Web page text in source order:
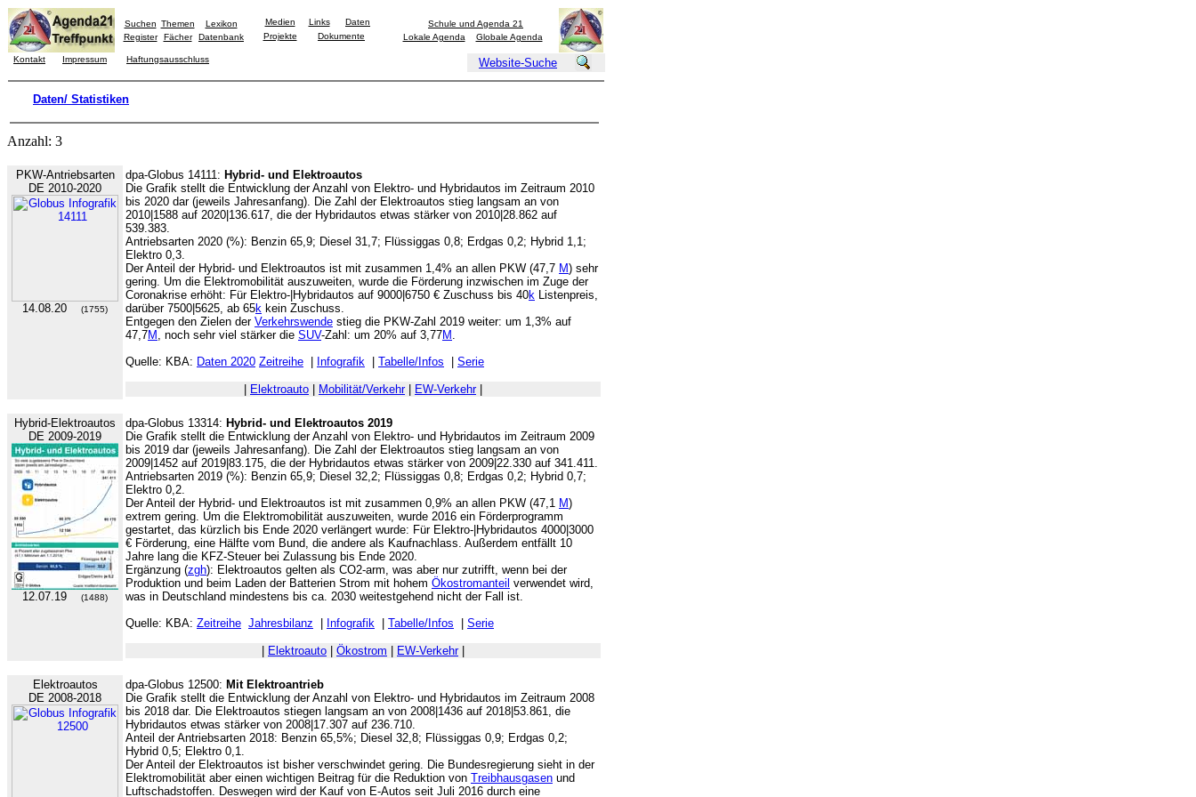
Suchen Themen
Lexikon
Register
Fächer Datenbank
Medien Links
Daten
Projekte
Dokumente
Schule und Agenda 21
Lokale Agenda
Globale Agenda
Kontakt Impressum Haftungsausschluss Website-Suche
Daten/ Statistiken
Anzahl: 3
PKW-Antriebsarten
DE 2010-2020
14.08.20 (1755)
dpa-Globus 14111: Hybrid- und Elektroautos
Die Grafik stellt die Entwicklung der Anzahl von Elektro- und Hybridautos im Zeitraum 2010
bis 2020 dar (jeweils Jahresanfang). Die Zahl der Elektroautos stieg langsam an von
2010|1588 auf 2020|136.617, die der Hybridautos etwas stärker von 2010|28.862 auf
539.383.
Antriebsarten 2020 (%): Benzin 65,9; Diesel 31,7; Flüssiggas 0,8; Erdgas 0,2; Hybrid 1,1;
Elektro 0,3.
Der Anteil der Hybrid- und Elektroautos ist mit zusammen 1,4% an allen PKW (47,7 M) sehr
gering. Um die Elektromobilität auszuweiten, wurde die Förderung inzwischen im Zuge der
Coronakrise erhöht: Für Elektro-|Hybridautos auf 9000|6750 € Zuschuss bis 40k Listenpreis,
darüber 7500|5625, ab 65k kein Zuschuss.
Entgegen den Zielen der Verkehrswende stieg die PKW-Zahl 2019 weiter: um 1,3% auf
47,7M , noch sehr viel stärker die SUV-Zahl: um 20% auf 3,77M .
Quelle: KBA: Daten 2020 Zeitreihe Infografik Tabelle/Infos Serie
Elektroauto Mobilität/Verkehr| EW-Verkehr|
Hybrid-Elektroautos
DE 2009-2019
12.07.19 (1488)
dpa-Globus 13314: Hybrid- und Elektroautos 2019
Die Grafik stellt die Entwicklung der Anzahl von Elektro- und Hybridautos im Zeitraum 2009
bis 2019 dar (jeweils Jahresanfang). Die Zahl der Elektroautos stieg langsam an von
2009|1452 auf 2019|83.175, die der Hybridautos etwas stärker von 2009|22.330 auf 341.411.
Antriebsarten 2019 (%): Benzin 65,9; Diesel 32,2; Flüssiggas 0,8; Erdgas 0,2; Hybrid 0,7;
Elektro 0,2.
Der Anteil der Hybrid- und Elektroautos ist mit zusammen 0,9% an allen PKW (47,1 M)
extrem gering. Um die Elektromobilität auszuweiten, wurde 2016 ein Förderprogramm
gestartet, das kürzlich bis Ende 2020 verlängert wurde: Für Elektro-|Hybridautos 4000|3000
€ Förderung, eine Hälfte vom Bund, die andere als Kaufnachlass. Außerdem entfällt 10
Jahre lang die KFZ-Steuer bei Zulassung bis Ende 2020.
Ergänzung (zgh): Elektroautos gelten als CO2-arm, was aber nur zutrifft, wenn bei der
Produktion und beim Laden der Batterien Strom mit hohem Ökostromanteil verwendet wird,
was in Deutschland mindestens bis ca. 2030 weitestgehend nicht der Fall ist.
Quelle: KBA: Zeitreihe Jahresbilanz Infografik Tabelle/Infos Serie
Elektroauto Ökostrom EW-Verkehr|
Elektroautos
DE 2008-2018
dpa-Globus 12500: Mit Elektroantrieb
Die Grafik stellt die Entwicklung der Anzahl von Elektro- und Hybridautos im Zeitraum 2008
bis 2018 dar. Die Elektroautos stiegen langsam an von 2008|1436 auf 2018|53.861, die
Hybridautos etwas stärker von 2008|17.307 auf 236.710.
Anteil der Antriebsarten 2018: Benzin 65,5%; Diesel 32,8; Flüssiggas 0,9; Erdgas 0,2;
Hybrid 0,5; Elektro 0,1.
Der Anteil der Elektroautos ist bisher verschwindet gering. Die Bundesregierung sieht in der
Elektromobilität aber einen wichtigen Beitrag für die Reduktion von Treibhausgasen und
Luftschadstoffen. Deswegen wird der Kauf von E-Autos seit Juli 2016 durch eine